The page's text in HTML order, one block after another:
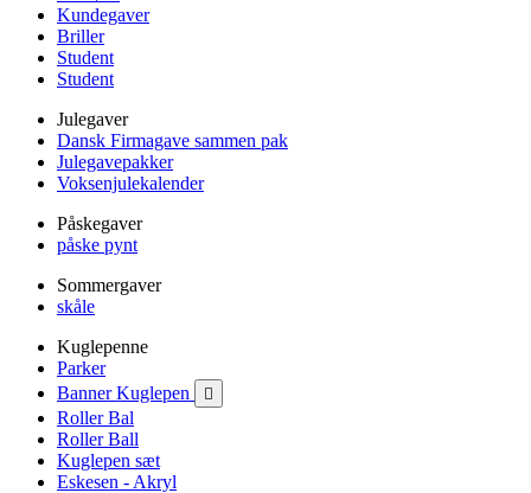
Kundegaver
Briller
Student
Student
Julegaver
Dansk Firmagave sammen pak
Julegavepakker
Voksenjulekalender
Påskegaver
påske pynt
Sommergaver
skåle
Kuglepenne
Parker
Banner Kuglepen

Roller Bal
Roller Ball
Kuglepen sæt
Eskesen - Akryl